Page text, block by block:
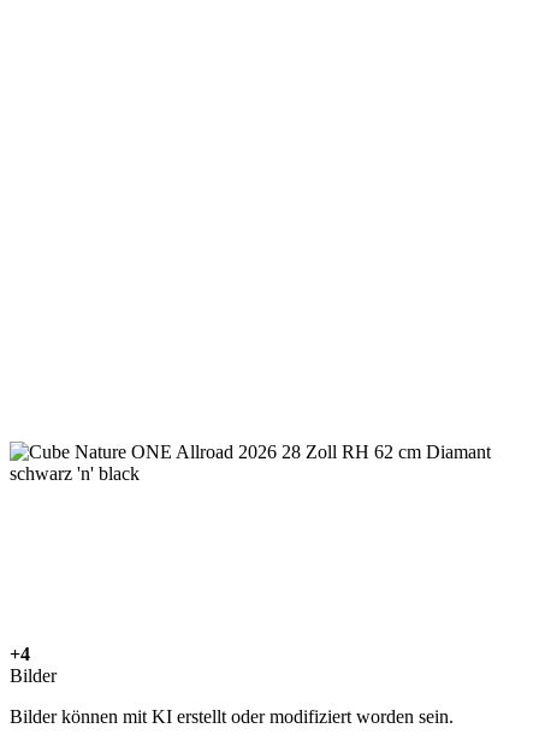
+4
Bilder
Bilder können mit KI erstellt oder modifiziert worden sein.